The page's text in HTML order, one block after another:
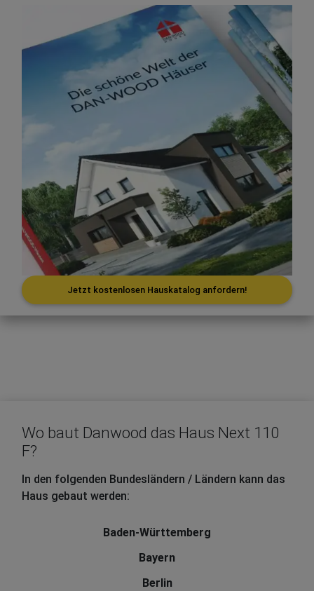
Jetzt kostenlosen Hauskatalog anfordern!
Wo baut Danwood das Haus Next 110
F?
In den folgenden Bundesländern / Ländern kann das
Haus gebaut werden:
Baden-Württemberg
Bayern
Berlin